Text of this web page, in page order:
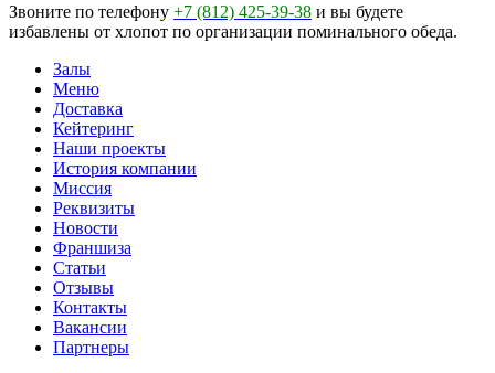
Звоните по телефону +7 (812) 425-39-38 и вы будете
избавлены от хлопот по организации поминального обеда.
Залы
Меню
Доставка
Кейтеринг
Наши проекты
История компании
Миссия
Реквизиты
Новости
Франшиза
Статьи
Отзывы
Контакты
Вакансии
Партнеры